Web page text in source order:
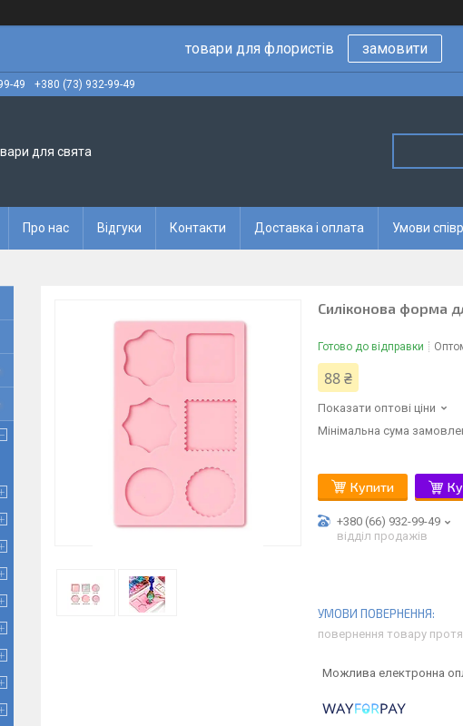
товари для флористів замовити
49 +380 (73) 932-99-49
для свята
Про нас Відгуки Контакти Доставка і оплата Умови
Силіконова форма
Готово до відправки
88 ₴
Показати оптові ціни
Мінімальна сума
Купити
+380 (66) 932-99-49
відділ продажів
повернення товару